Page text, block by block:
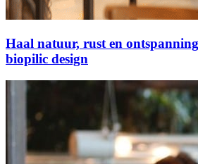
Haal natuur, rust en
biopilic design